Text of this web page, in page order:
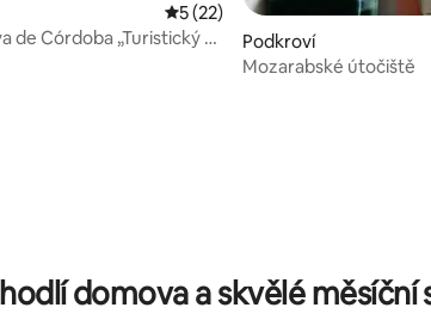
31 hodnocení
Průměrné hodnocení 5 z 5, 22
5 (22)
de Córdoba „Turistický a
Podkroví
Mozarabské útočiště
domova a skvělé měsíční